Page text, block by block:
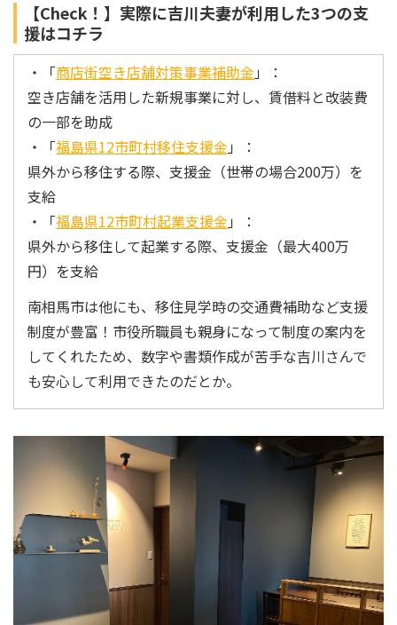
【Check！】実際に吉川夫妻が利用した3つの支
援はコチラ
・「商店街空き店舗対策事業補助金 」：
空き店舗を活用した新規事業に対し、賃借料と改装費
の一部を助成
・「福島県12市町村移住支援金 」：
県外から移住する際、支援金（世帯の場合200万）を
支給
・「福島県12市町村起業支援金 」：
県外から移住して起業する際、支援金（最大400万
円）を支給
南相馬市は他にも、移住見学時の交通費補助など支援
制度が豊富！市役所職員も親身になって制度の案内を
してくれたため、数字や書類作成が苦手な吉川さんで
も安心して利用できたのだとか。